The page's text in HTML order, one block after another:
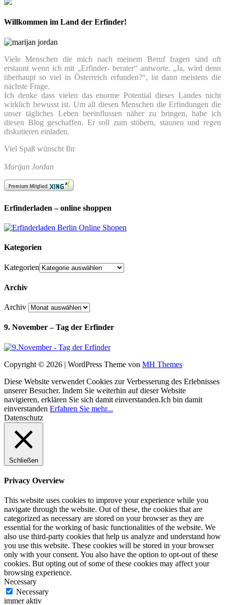
Willkommen im Land der Erfinder!
Viele Menschen die mich nach meinem Beruf fragen sind oft
erstaunt wenn ich mit „Erfinder- berater“ antworte. „Ja, wird denn
überhaupt so viel in Österreich erfunden?“, ist dann meistens die
nächste Frage.
Ich denke dass vielen das enorme Potential dieses Landes nicht
wirklich bewusst ist. Um all diesen Menschen die Erfindungen die
unser tägliches Leben beeinflussen näher zu bringen, habe ich
diesen Blog geschaffen. Er soll zum stöbern, staunen und regen
diskutieren einladen.
Viel Spaß wünscht Ihr
Marijan Jordan
Erfinderladen – online shoppen
Kategorien
Kategorien
Archiv
Archiv
9. November – Tag der Erfinder
Copyright © 2026 | WordPress Theme von MH Themes
Diese Website verwendet Cookies zur Verbesserung des Erlebnisses
unserer Besucher. Indem Sie weiterhin auf dieser Website
navigieren, erklären Sie sich damit einverstanden.Ich bin damit
einverstanden Erfahren Sie mehr...
Datenschutz
Schließen
Privacy Overview
This website uses cookies to improve your experience while you
navigate through the website. Out of these, the cookies that are
categorized as necessary are stored on your browser as they are
essential for the working of basic functionalities of the website. We
also use third-party cookies that help us analyze and understand how
you use this website. These cookies will be stored in your browser
only with your consent. You also have the option to opt-out of these
cookies. But opting out of some of these cookies may affect your
browsing experience.
Necessary
Necessary
immer aktiv